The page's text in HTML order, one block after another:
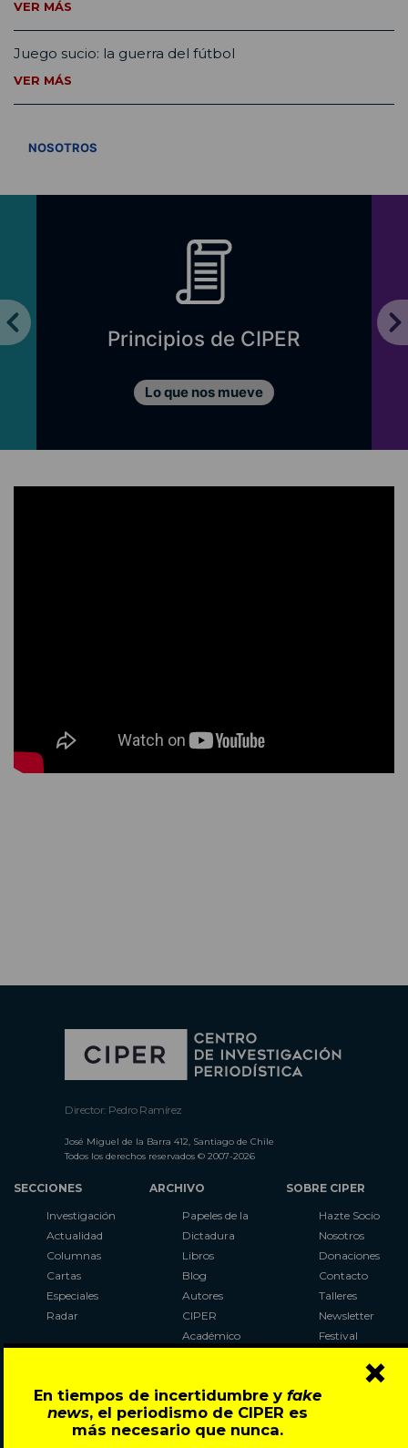
En tiempos de incertidumbre y fake
news, el periodismo de CIPER es
más necesario que nunca.
×
VER MÁS
Juego sucio: la guerra del fútbol
VER MÁS
NOSOTROS
Principios de CIPER
Lo que nos mueve
Director: Pedro Ramírez
José Miguel de la Barra 412, Santiago de Chile
Todos los derechos reservados © 2007-2026
SECCIONES
Investigación
Actualidad
Columnas
Cartas
Especiales
Radar
ARCHIVO
Papeles de la
Dictadura
Libros
Blog
Autores
CIPER
Académico
Al Plebiscito
con CIPER
SOBRE CIPER
Hazte Socio
Nosotros
Donaciones
Contacto
Talleres
Newsletter
Festival